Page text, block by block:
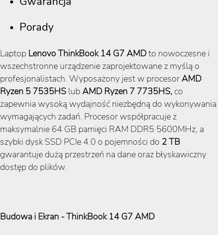
Porady
Laptop Lenovo ThinkBook 14 G7 AMDto nowoczesne i
wszechstronne urządzenie zaprojektowane z myślą o
profesjonalistach. Wyposażony jest w procesorAMD
Ryzen 5 7535HS lubAMD Ryzen 7 7735HS, co
zapewnia wysoką wydajność niezbędną do wykonywania
wymagających zadań. Procesor współpracuje z
maksymalnie 64 GB pamięci RAM DDR5 5600MHz, a
szybki dysk SSD PCIe 4.0 o pojemności do 2 TB
gwarantuje dużą przestrzeń na dane oraz błyskawiczny
dostęp do plików.
Budowa i Ekran - ThinkBook 14 G7 AMD